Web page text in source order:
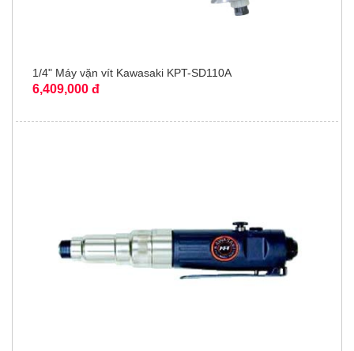
1/4" Máy vặn vít Kawasaki KPT-SD110A
6,409,000 đ